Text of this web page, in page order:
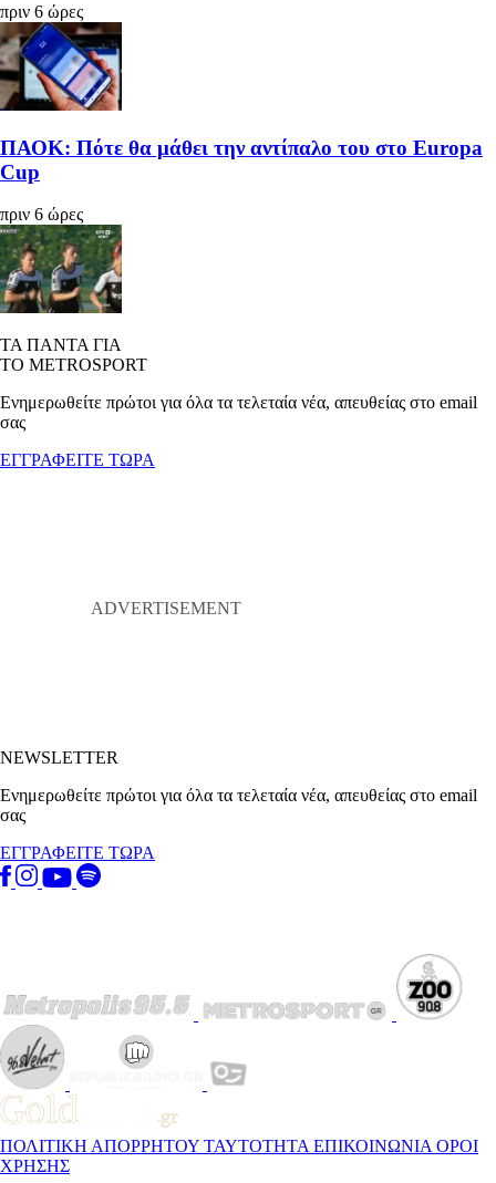
πριν 6 ώρες
ΠΑΟΚ: Πότε θα μάθει την αντίπαλο του στο Europa
Cup
πριν 6 ώρες
ΤΑ ΠΑΝΤΑ ΓΙΑ
ΤΟ METROSPORT
Ενημερωθείτε πρώτοι για όλα τα τελεταία νέα, απευθείας στο email
σας
ΕΓΓΡΑΦΕΙΤΕ ΤΩΡΑ
NEWSLETTER
Ενημερωθείτε πρώτοι για όλα τα τελεταία νέα, απευθείας στο email
σας
ΕΓΓΡΑΦΕΙΤΕ ΤΩΡΑ
ΠΟΛΙΤΙΚΗ ΑΠΟΡΡΗΤΟΥ ΤΑΥΤΟΤΗΤΑ ΕΠΙΚΟΙΝΩΝΙΑ ΟΡΟΙ
ΧΡΗΣΗΣ